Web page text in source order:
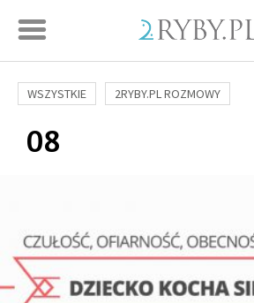
STRONA GŁÓWNA
BLOG
SKLEP
WSZYSTKIE 2RYBY.PL ROZMOWY
SAME DOBRE WIADOMOŚCI
KULTURA ŚWIĘCI SEKS IN
08